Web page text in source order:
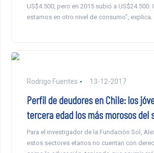
US$4.500, pero en 2015 subió a US$24.500.
estamos en otro nivel de consumo”, explica.
Rodrigo Fuentes 13-12-2017
Perfil de deudores en Chile: los
tercera edad los más morosos del
Para el investigador de la Fundación Sol,
estos sectores etarios no cuentan con